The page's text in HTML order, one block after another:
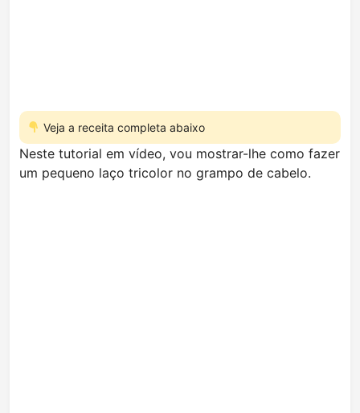
Veja a receita completa abaixo
Neste tutorial em vídeo, vou mostrar-lhe como fazer
um pequeno laço tricolor no grampo de cabelo.